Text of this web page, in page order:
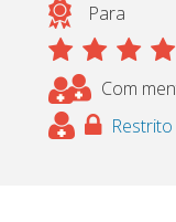
Para
Com